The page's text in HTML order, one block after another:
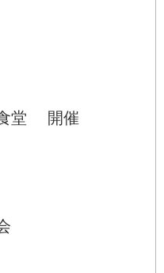
堂 開催